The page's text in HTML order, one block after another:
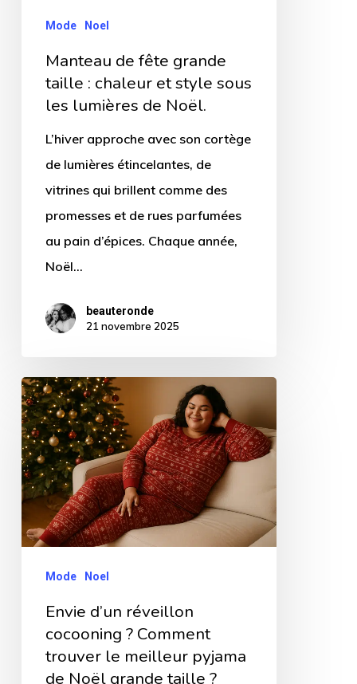
sous
Noël.
Mode Noel
Manteau de fête grande
taille : chaleur et style sous
les lumières de Noël.
L’hiver approche avec son cortège
de lumières étincelantes, de
vitrines qui brillent comme des
promesses et de rues parfumées
au pain d’épices. Chaque année,
Noël…
beauteronde
21 novembre 2025
Envie
d’un
réveillon
cocooning
?
Comment
trouver
pyjama
Mode Noel
Envie d’un réveillon
cocooning ? Comment
trouver le meilleur pyjama
de Noël grande taille ?